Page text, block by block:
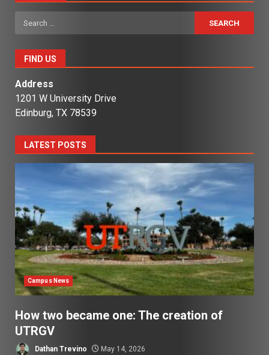
Search
for:
FIND US
Address
1201 W University Drive
Edinburg, TX 78539
LATEST POSTS
Campus News
How two became one: The creation of
UTRGV
Dathan Trevino May 14, 2026